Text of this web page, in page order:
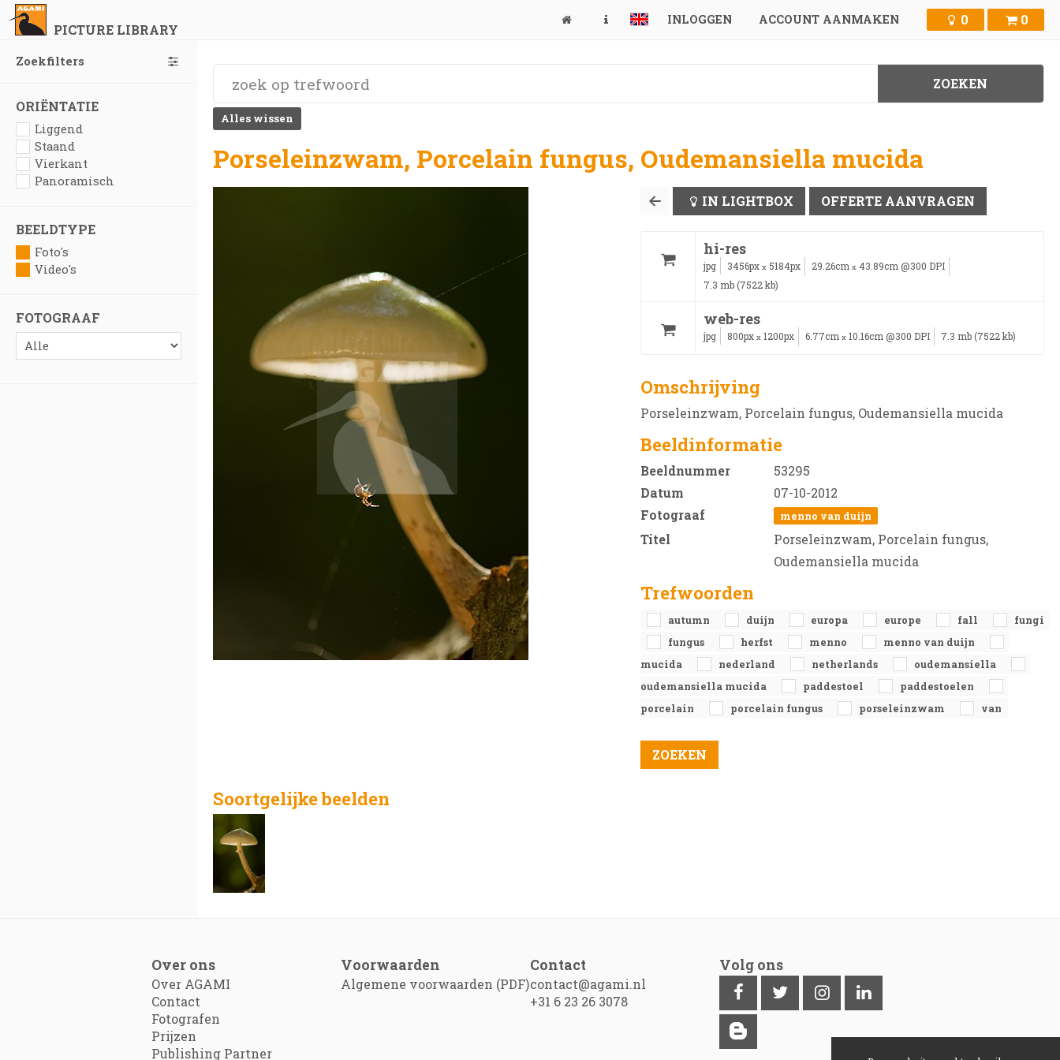
PICTURE LIBRARY
INLOGGEN ACCOUNT AANMAKEN 0 0
Zoekfilters
ORIËNTATIE
Liggend
Staand
Vierkant
Panoramisch
BEELDTYPE
Foto's
Video's
FOTOGRAAF
Alles wissen
Porseleinzwam, Porcelain fungus, Oudemansiella mucida
IN LIGHTBOX OFFERTE AANVRAGEN
hi-res
jpg 3456px x 5184px 29.26cm x 43.89cm @300 DPI
7.3 mb (7522 kb)
web-res
jpg 800px x 1200px 6.77cm x 10.16cm @300 DPI 7.3 mb (7522 kb)
Omschrijving
Porseleinzwam, Porcelain fungus, Oudemansiella mucida
Beeldinformatie
Beeldnummer
53295
Datum
07-10-2012
Fotograaf
menno van duijn
Titel
Porseleinzwam, Porcelain fungus,
Oudemansiella mucida
Trefwoorden
autumn duijn europa europe fall
fungi
fungus
herfst menno
menno van duijn
mucida
nederland netherlands
oudemansiella
oudemansiella mucida
paddestoel
paddestoelen
porcelain
porcelain fungus porseleinzwam van
Soortgelijke beelden
Over ons
Over AGAMI
Contact
Fotografen
Prijzen
Publishing Partner
Voorwaarden
Algemene voorwaarden (PDF)
Contact
contact@agami.nl
+31 6 23 26 3078
Volg ons